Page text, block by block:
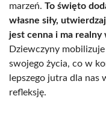
marzeń. To święto
własne siły,
jest cenna i ma realny
Dziewczyny
swojego życia, co w
lepszego jutra dla nas
refleksję.